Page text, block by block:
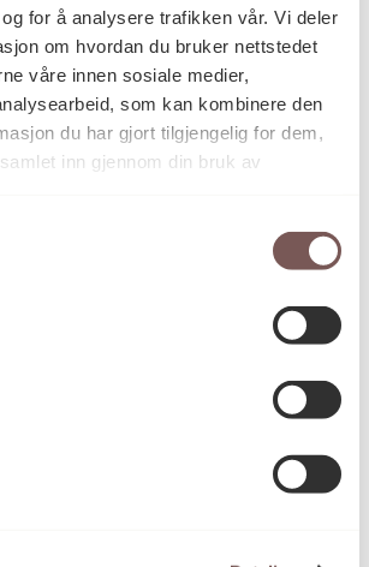
for å analysere trafikken vår. Vi deler
om hvordan du bruker nettstedet
våre innen sosiale medier,
som kan kombinere den
du har gjort tilgjengelig for dem,
inn gjennom din bruk av
KORO.002511